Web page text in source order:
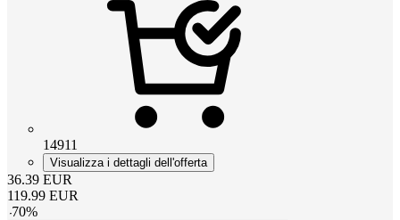
14911
Visualizza i dettagli dell'offerta
36.39 EUR
119.99 EUR
-70%